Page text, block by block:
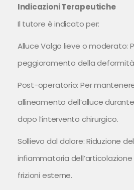
Indicazioni Terapeutiche
Il tutore è indicato per:
Alluce Valgo lieve o moderato:
peggioramento della
Post-operatorio: Per
allineamento dell’alluce
dopo l’intervento chirurgico.
Sollievo dal dolore: Riduzione
infiammatoria
frizioni esterne.